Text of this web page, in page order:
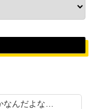
なんだよな…